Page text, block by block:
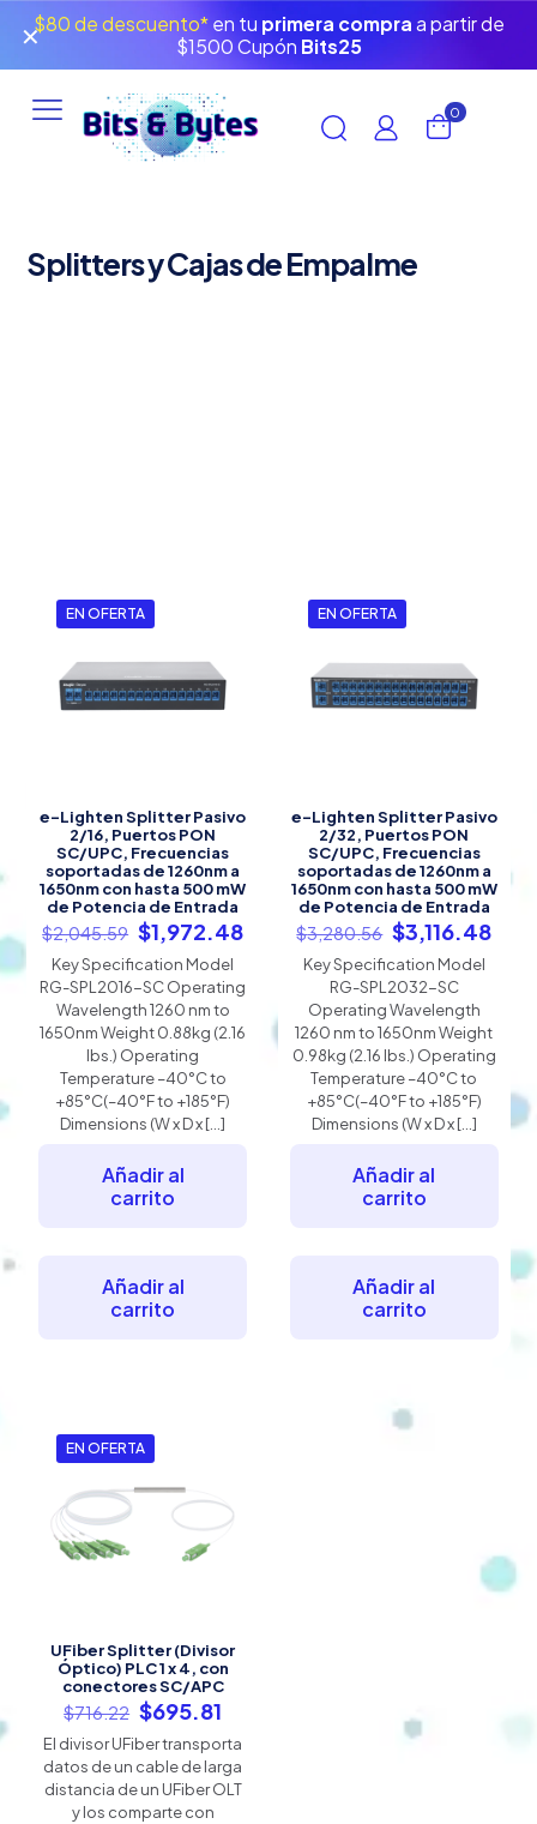
$80 de descuento*en tu primera compra a partir de
$1500 Cupón Bits25
✕
0
Splitters y Cajas de Empalme
EN OFERTA
e-Lighten Splitter Pasivo
2/16, Puertos PON
SC/UPC, Frecuencias
soportadas de 1260nm a
1650nm con hasta 500 mW
de Potencia de Entrada
$2,045.59 El
precio
original
era:
$2,045.59.
$1,972.48El
precio
actual
es:
$1,972.48.
Key Specification Model
RG-SPL2016-SC Operating
Wavelength 1260 nm to
1650nm Weight 0.88kg (2.16
lbs.) Operating
Temperature –40°C to
+85°C(–40°F to +185°F)
Dimensions (W x D x[…]
Añadir al
carrito
Añadir al
carrito
EN OFERTA
e-Lighten Splitter Pasivo
2/32, Puertos PON
SC/UPC, Frecuencias
soportadas de 1260nm a
1650nm con hasta 500 mW
de Potencia de Entrada
$3,280.56 El
precio
original
era:
$3,280.56.
$3,116.48El
Key Specification Model
RG-SPL2032-SC
Operating Wavelength
1260 nm to 1650nm Weight
0.98kg (2.16 lbs.) Operating
Temperature –40°C to
+85°C(–40°F to +185°F)
Dimensions (W x D x[…]
Añadir al
carrito
Añadir al
carrito
EN OFERTA
UFiber Splitter (Divisor
Óptico) PLC 1 x 4, con
conectores SC/APC
$716.22 El
precio
original
era:
$716.22.
$695.81
precio
actual
es:
$695.81.
El divisor UFiber transporta
datos de un cable de larga
distancia de un UFiber OLT
y los comparte con